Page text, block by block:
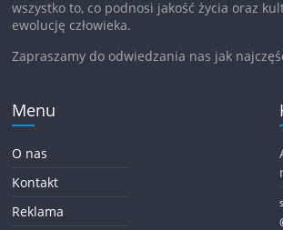
wszystko to, co podnosi jakość życia oraz
ewolucję człowieka.
Zapraszamy do odwiedzania nas jak
Menu
O nas
Kontakt
Reklama